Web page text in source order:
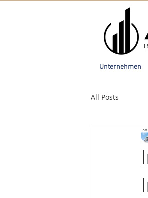
Unternehmen
All Posts